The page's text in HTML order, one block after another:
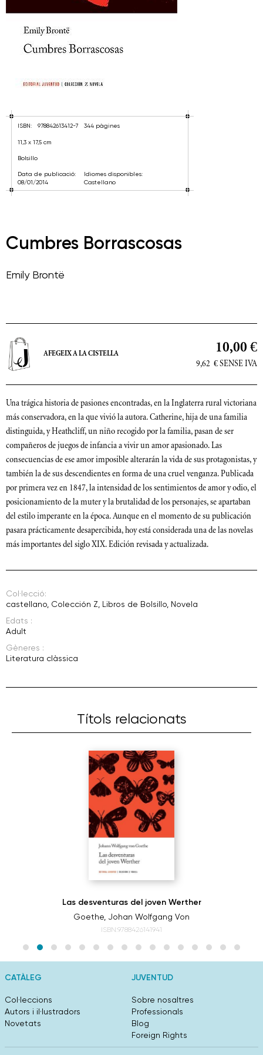
ISBN: 978842613412-7
11,3 x 17,5 cm
Bolsillo
Data de publicació:
08/01/2014
344 pàgines
Idiomes disponibles:
Castellano
Cumbres Borrascosas
Emily Brontë
10,00 €
9,62 € SENSE IVA
AFEGEIX A LA CISTELLA
Una trágica historia de pasiones encontradas, en la Inglaterra rural victoriana
más conservadora, en la que vivió la autora. Catherine, hija de una familia
distinguida, y Heathcliff, un niño recogido por la familia, pasan de ser
compañeros de juegos de infancia a vivir un amor apasionado. Las
consecuencias de ese amor imposible alterarán la vida de sus protagonistas, y
también la de sus descendientes en forma de una cruel venganza. Publicada
por primera vez en 1847, la intensidad de los sentimientos de amor y odio, el
posicionamiento de la muter y la brutalidad de los personajes, se apartaban
del estilo imperante en la época. Aunque en el momento de su publicación
pasara prácticamente desapercibida, hoy está considerada una de las novelas
más importantes del siglo XIX. Edición revisada y actualizada.
Col·lecció:
castellano, Colección Z, Libros de Bolsillo, Novela
Edats :
Adult
Gèneres :
Literatura clàssica
Títols relacionats
Las desventuras del joven Werther
Goethe, Johan Wolfgang Von
ISBN:9788426141941
CATÀLEG
Col·leccions
Autors i il·lustradors
Novetats
JUVENTUD
Sobre nosaltres
Professionals
Blog
Foreign Rights